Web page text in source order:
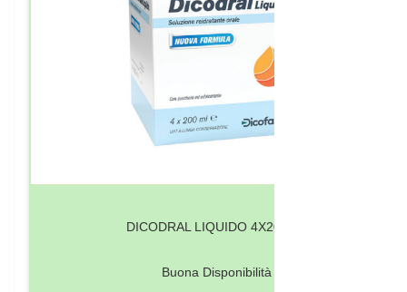
DICODRAL LIQUIDO 4X200ML
Buona Disponibilità